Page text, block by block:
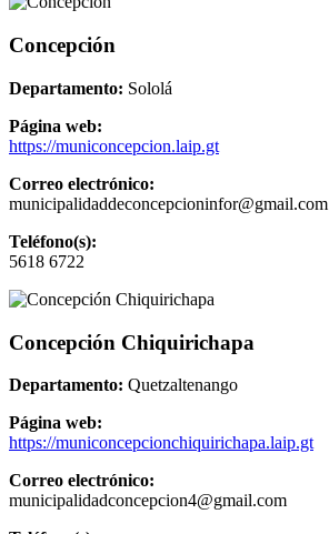
Concepción
Departamento: Sololá
Página web:
https://municoncepcion.laip.gt
Correo electrónico:
municipalidaddeconcepcioninfor@gmail.com
Teléfono(s):
5618 6722
Concepción Chiquirichapa
Departamento: Quetzaltenango
Página web:
https://municoncepcionchiquirichapa.laip.gt
Correo electrónico:
municipalidadconcepcion4@gmail.com